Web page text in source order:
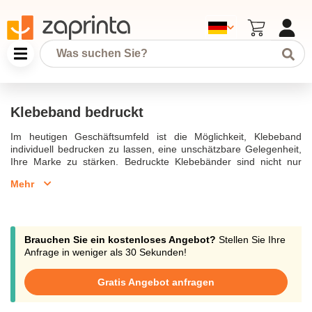
Klebeband bedruckt
Im heutigen Geschäftsumfeld ist die Möglichkeit, Klebeband
individuell bedrucken zu lassen, eine unschätzbare Gelegenheit,
Ihre Marke zu stärken. Bedruckte Klebebänder sind nicht nur
individuellem Klebeband, das mit Ihrem Firmenlogo oder einem
verschiedenen Ausführungen. Besonders beliebt sind PVC
Klebeband und PP Klebeband, die jeweils unterschiedliche
Eigenschaften bieten. PVC und Packband sind bekannt für ihre
Umweltfreundlichkeit geschätzt wird. Beide Varianten können
individuell bedruckt werden, um den Wiedererkennungswert Ihrer
Marke zu erhöhen.Ein bedrucktes Packband ist nicht nur ein
Mehr
Brauchen Sie ein kostenloses Angebot? Stellen Sie Ihre
Anfrage in weniger als 30 Sekunden!
Gratis Angebot anfragen